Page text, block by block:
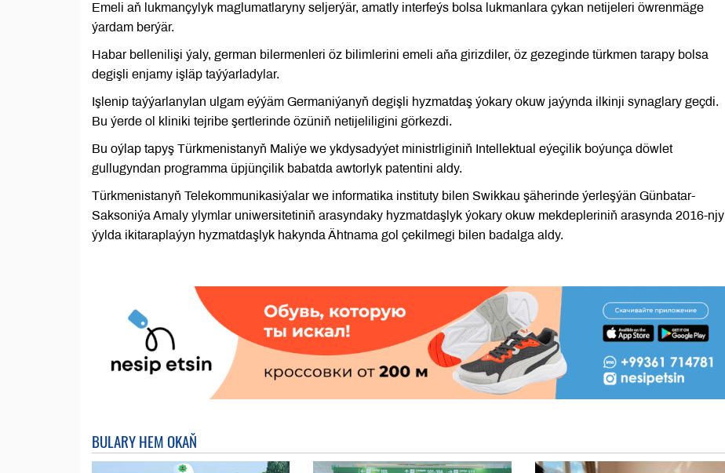
Emeli aň lukmançylyk maglumatlaryny seljerýär, amatly interfeýs bolsa lukmanlara çykan netijeleri öwrenmäge
ýardam berýär.
Habar bellenilişi ýaly, german bilermenleri öz bilimlerini emeli aňa girizdiler, öz gezeginde türkmen tarapy bolsa
degişli enjamy işläp taýýarladylar.
Işlenip taýýarlanylan ulgam eýýäm Germaniýanyň degişli hyzmatdaş ýokary okuw jaýynda ilkinji synaglary geçdi.
Bu ýerde ol kliniki tejribe şertlerinde özüniň netijeliligini görkezdi.
Bu oýlap tapyş Türkmenistanyň Maliýe we ykdysadyýet ministrliginiň Intellektual eýeçilik boýunça döwlet
gullugyndan programma üpjünçilik babatda awtorlyk patentini aldy.
Türkmenistanyň Telekommunikasiýalar we informatika instituty bilen Swikkau şäherinde ýerleşýän Günbatar-
Saksoniýa Amaly ylymlar uniwersitetiniň arasyndaky hyzmatdaşlyk ýokary okuw mekdepleriniň arasynda 2016-njy
ýylda ikitaraplaýyn hyzmatdaşlyk hakynda Ähtnama gol çekilmegi bilen badalga aldy.
BULARY HEM OKAŇ